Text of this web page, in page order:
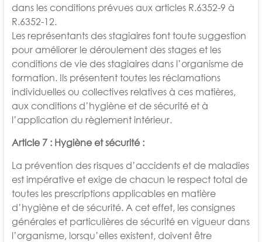
dans les conditions prévues aux articles R.6352-9 à
R.6352-12.
Les représentants des stagiaires font toute suggestion
pour améliorer le déroulement des stages et les
conditions de vie des stagiaires dans l’organisme de
formation. Ils présentent toutes les réclamations
individuelles ou collectives relatives à ces matières,
aux conditions d’hygiène et de sécurité et à
l’application du règlement intérieur.
Article 7 : Hygiène et sécurité :
La prévention des risques d’accidents et de maladies
est impérative et exige de chacun le respect total de
toutes les prescriptions applicables en matière
d’hygiène et de sécurité. A cet effet, les consignes
générales et particulières de sécurité en vigueur dans
l’organisme, lorsqu’elles existent, doivent être